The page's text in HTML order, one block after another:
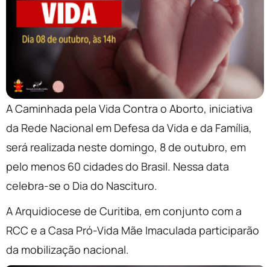
A Caminhada pela Vida Contra o Aborto, iniciativa
da Rede Nacional em Defesa da Vida e da Família,
será realizada neste domingo, 8 de outubro, em
pelo menos 60 cidades do Brasil. Nessa data
celebra-se o Dia do Nascituro.
A Arquidiocese de Curitiba, em conjunto com a
RCC e a Casa Pró-Vida Mãe Imaculada participarão
da mobilização nacional.